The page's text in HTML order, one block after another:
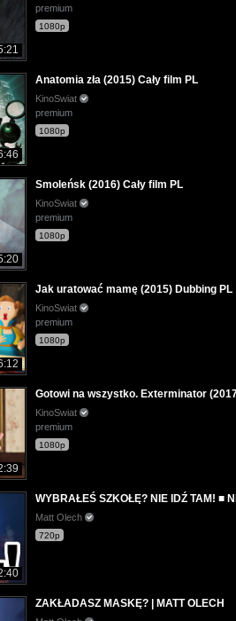
premium
1080p
Anatomia zła (2015) Cały film PL
KinoSwiat
premium
1080p
Smoleńsk (2016) Cały film PL
KinoSwiat
premium
1080p
Jak uratować mamę (2015) Dubbing PL
KinoSwiat
premium
1080p
Gotowi na wszystko. Exterminator
KinoSwiat
premium
1080p
WYBRAŁEŚ SZKOŁĘ? NIE IDŹ TAM! ■
Matt Olech
720p
ZAKŁADASZ MASKĘ? | MATT OLECH